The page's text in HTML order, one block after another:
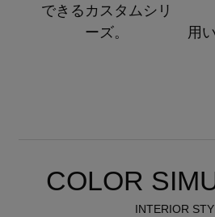
できるカスタムシリ
ーズ。
用
COLOR
INTERIOR